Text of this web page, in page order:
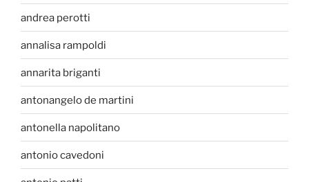
andrea perotti
annalisa rampoldi
annarita briganti
antonangelo de martini
antonella napolitano
antonio cavedoni